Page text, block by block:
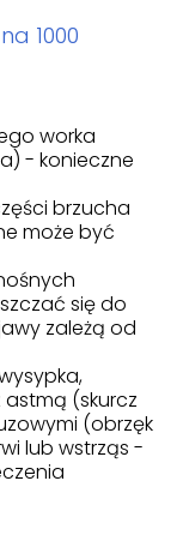
1000
worka
- konieczne
brzucha
może być
się do
zależą od
(skurcz
(obrzęk
lub wstrząs -